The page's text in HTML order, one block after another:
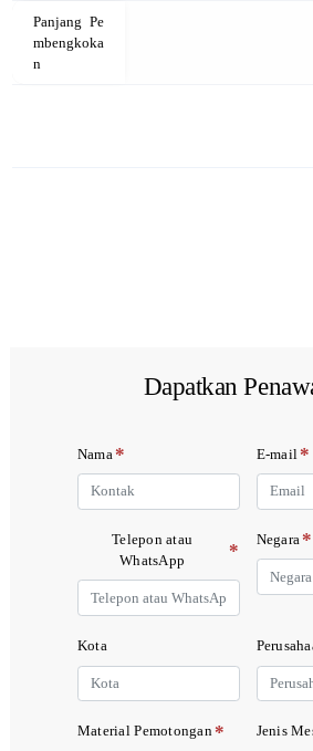
Panjang Pe
mbengkoka
n
Dapatkan
Nama * E-mail *
Telepon atau
WhatsApp
* Negara *
Kota
Material Pemotongan* Jenis